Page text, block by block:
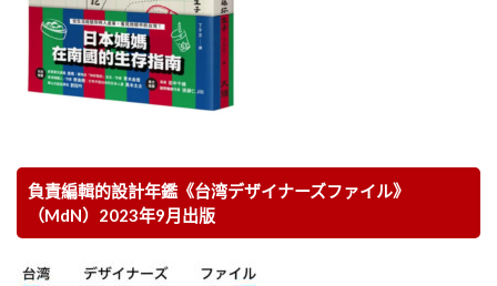
負責編輯的設計年鑑《台湾デザイナーズファイル》
（MdN）2023年9月出版